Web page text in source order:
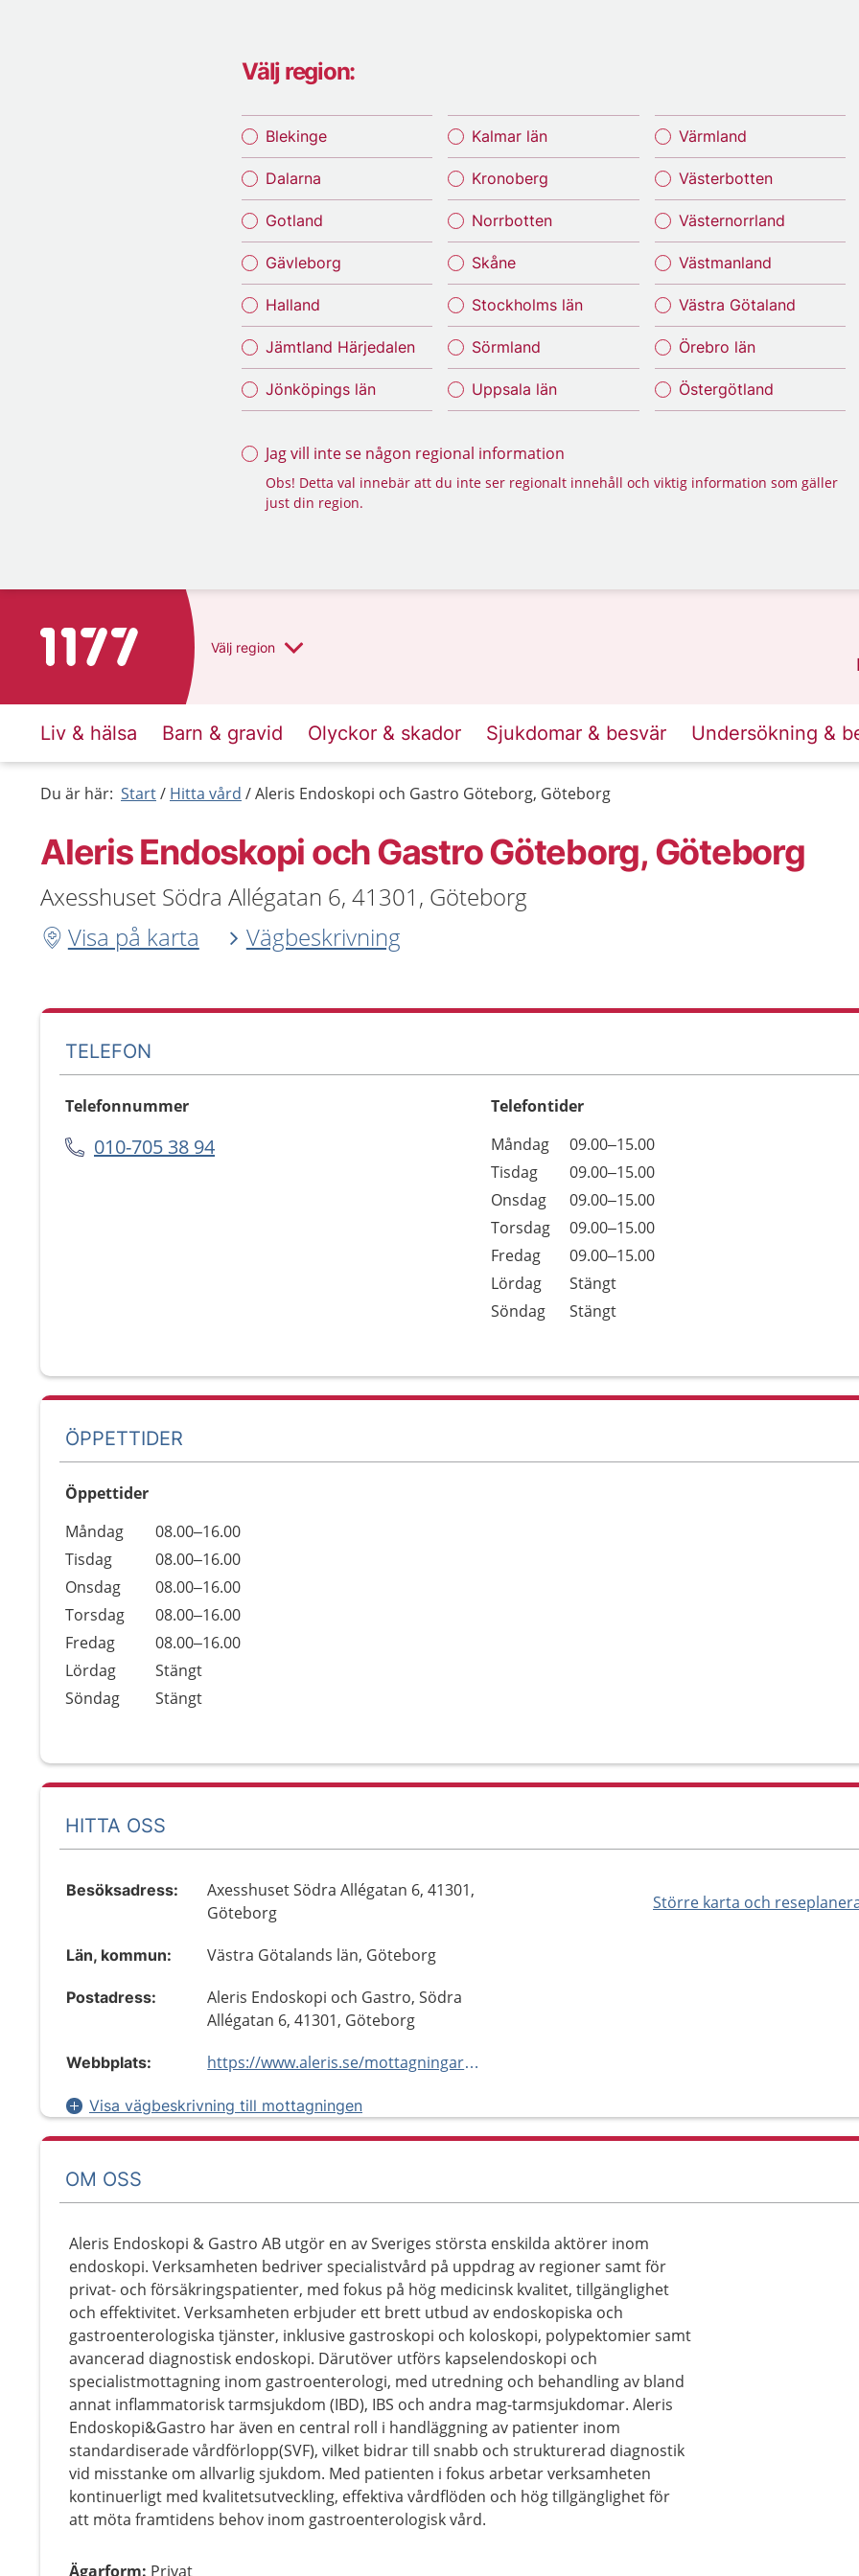
Välj region:
Blekinge
Dalarna
Gotland
Gävleborg
Halland
Jämtland Härjedalen
Jönköpings län
Kalmar län
Kronoberg
Norrbotten
Skåne
Stockholms län
Sörmland
Uppsala län
Värmland
Västerbotten
Västernorrland
Västmanland
Västra Götaland
Örebro län
Östergötland
Jag vill inte se någon regional information
Obs! Detta val innebär att du inte ser regionalt innehåll och viktig information som gäller
just din region.
Till startsidan för 1177 Välj region
Liv & hälsa Barn & gravid Olyckor & skador Sjukdomar & besvär Undersökning &
Du är här: Start Hitta vård Aleris Endoskopi och Gastro Göteborg, Göteborg
Aleris Endoskopi och Gastro Göteborg, Göteborg
Axesshuset Södra Allégatan 6, 41301, Göteborg
Visa på karta
Vägbeskrivning
TELEFON
Telefonnummer
010-705 38 94
Telefontider
Dag
Öppettider
Kommentarer
Måndag
09.00–15.00
Tisdag
09.00–15.00
Onsdag
09.00–15.00
Torsdag
09.00–15.00
Fredag
09.00–15.00
Lördag
Stängt
Söndag
Stängt
ÖPPETTIDER
Öppettider
Dag
Öppettider
Kommentarer
Måndag
08.00–16.00
Tisdag
08.00–16.00
Onsdag
08.00–16.00
Torsdag
08.00–16.00
Fredag
08.00–16.00
Lördag
Stängt
Söndag
Stängt
HITTA OSS
Större karta och
Besöksadress:
Axesshuset Södra Allégatan 6, 41301,
Göteborg
Län, kommun: Västra Götalands län, Göteborg
Postadress:
Aleris Endoskopi och Gastro, Södra
Allégatan 6, 41301, Göteborg
Webbplats: https://www.aleris.se/mottagningar/goteborg/axesshuset/
Visa vägbeskrivning till mottagningen
OM OSS
Aleris Endoskopi & Gastro AB utgör en av Sveriges största enskilda aktörer inom
endoskopi. Verksamheten bedriver specialistvård på uppdrag av regioner samt för
privat- och försäkringspatienter, med fokus på hög medicinsk kvalitet, tillgänglighet
och effektivitet. Verksamheten erbjuder ett brett utbud av endoskopiska och
gastroenterologiska tjänster, inklusive gastroskopi och koloskopi, polypektomier samt
avancerad diagnostisk endoskopi. Därutöver utförs kapselendoskopi och
specialistmottagning inom gastroenterologi, med utredning och behandling av bland
annat inflammatorisk tarmsjukdom (IBD), IBS och andra mag-tarmsjukdomar. Aleris
Endoskopi&Gastro har även en central roll i handläggning av patienter inom
standardiserade vårdförlopp(SVF), vilket bidrar till snabb och strukturerad diagnostik
vid misstanke om allvarlig sjukdom. Med patienten i fokus arbetar verksamheten
kontinuerligt med kvalitetsutveckling, effektiva vårdflöden och hög tillgänglighet för
att möta framtidens behov inom gastroenterologisk vård.
Ägarform: Privat